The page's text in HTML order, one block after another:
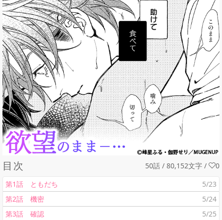
目次 50話 / 80,152文字 /
0
第1話 ともだち
5/23
第2話 機密
5/24
第3話 確認
5/25